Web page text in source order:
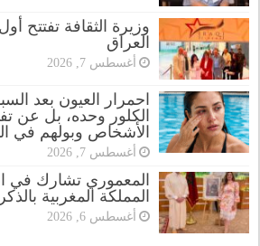
العراق
أغسطس 7, 2026
احمرار العيون بعد
الكلور وحده، بل عن
الأشخاص وبولهم في
أغسطس 7, 2026
المعموري تشارك في
المملكة المغربية بالذكرى الـ27
أغسطس 6, 2026